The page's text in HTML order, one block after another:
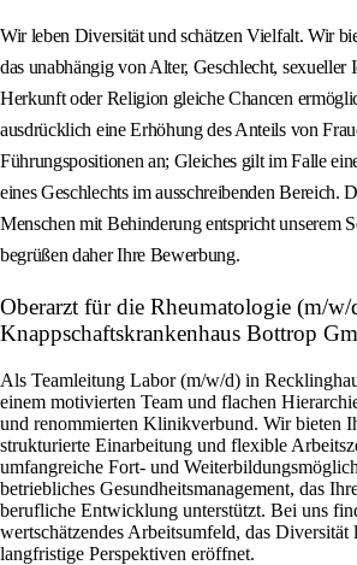
Wir leben Diversität und schätzen Vielfalt. Wir
das unabhängig von Alter, Geschlecht, sexueller
Herkunft oder Religion gleiche Chancen
ausdrücklich eine Erhöhung des Anteils von
Führungspositionen an; Gleiches gilt im Falle
eines Geschlechts im ausschreibenden Bereich.
Menschen mit Behinderung entspricht unserem
begrüßen daher Ihre Bewerbung.
Oberarzt für die Rheumatologie (m/w/
Knappschaftskrankenhaus Bottrop
Als Teamleitung Labor (m/w/d) in
einem motivierten Team und flachen
und renommierten Klinikverbund. Wir bieten
strukturierte Einarbeitung und flexible
umfangreiche Fort- und
betriebliches Gesundheitsmanagement, das
berufliche Entwicklung unterstützt. Bei uns
wertschätzendes Arbeitsumfeld, das Diversität
langfristige Perspektiven eröffnet.